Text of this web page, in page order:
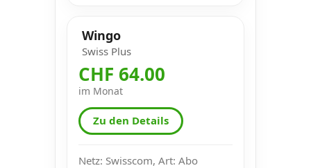
Wingo
Swiss Plus
CHF 64.00
im Monat
Zu den Details
Netz: Swisscom, Art: Abo